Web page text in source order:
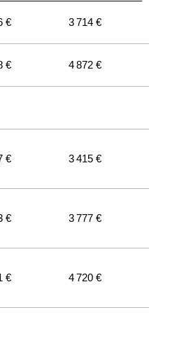
€ 3 714 €
€ 4 872 €
€ 3 415 €
€ 3 777 €
€ 4 720 €